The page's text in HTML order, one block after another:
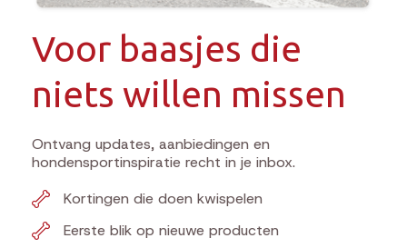
Voor baasjes die
niets willen missen
Ontvang updates, aanbiedingen en
hondensportinspiratie recht in je inbox.
Kortingen die doen kwispelen
Eerste blik op nieuwe producten